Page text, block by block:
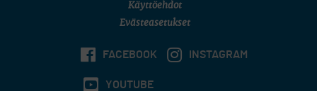
Käyttöehdot
Evästeasetukset
FACEBOOK INSTAGRAM
YOUTUBE